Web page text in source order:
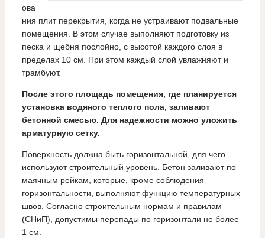
ова
ния плит перекрытия, когда не устраивают подвальные
помещения. В этом случае выполняют подготовку из
песка и щебня послойно, с высотой каждого слоя в
пределах 10 см. При этом каждый слой увлажняют и
трамбуют.
После этого площадь помещения, где планируется
установка водяного теплого пола, заливают
бетонной смесью. Для надежности можно уложить
арматурную сетку.
Поверхность должна быть горизонтальной, для чего
используют строительный уровень. Бетон заливают по
маячным рейкам, которые, кроме соблюдения
горизонтальности, выполняют функцию температурных
швов. Согласно строительным нормам и правилам
(СНиП), допустимы перепады по горизонтали не более
1 см.